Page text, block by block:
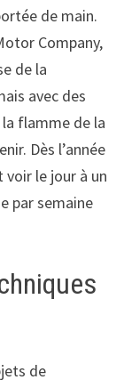
de main.
Company,
de la
avec des
flamme de la
Dès l’année
voir le jour à un
par semaine
de